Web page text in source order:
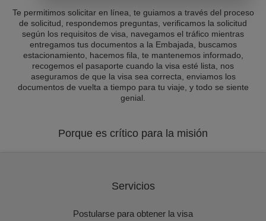
Te permitimos solicitar en línea, te guiamos a través del proceso
de solicitud, respondemos preguntas, verificamos la solicitud
según los requisitos de visa, navegamos el tráfico mientras
entregamos tus documentos a la Embajada, buscamos
estacionamiento, hacemos fila, te mantenemos informado,
recogemos el pasaporte cuando la visa esté lista, nos
aseguramos de que la visa sea correcta, enviamos los
documentos de vuelta a tiempo para tu viaje, y todo se siente
genial.
Porque es crítico para la misión
Servicios
Postularse para obtener la visa